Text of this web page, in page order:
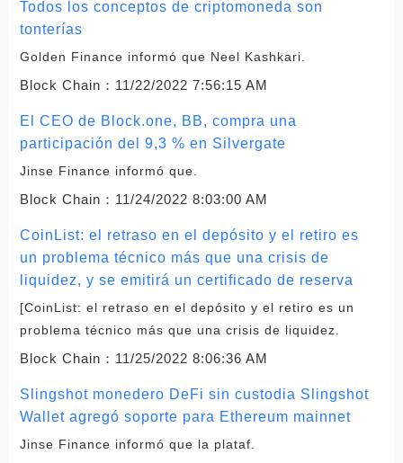
Todos los conceptos de criptomoneda son
tonterías
Golden Finance informó que Neel Kashkari.
Block Chain： 11/22/2022 7:56:15 AM
El CEO de Block.one, BB, compra una
participación del 9,3 % en Silvergate
Jinse Finance informó que.
Block Chain： 11/24/2022 8:03:00 AM
CoinList: el retraso en el depósito y el retiro es
un problema técnico más que una crisis de
liquidez, y se emitirá un certificado de reserva
[CoinList: el retraso en el depósito y el retiro es un
problema técnico más que una crisis de liquidez.
Block Chain： 11/25/2022 8:06:36 AM
Slingshot monedero DeFi sin custodia Slingshot
Wallet agregó soporte para Ethereum mainnet
Jinse Finance informó que la plataf.